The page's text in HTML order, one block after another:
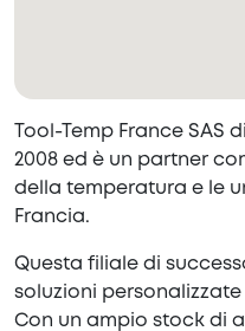
Tool-Temp France SAS
2008 ed è un partner
della temperatura e le
Francia.
Questa filiale di
soluzioni
Con un ampio stock di